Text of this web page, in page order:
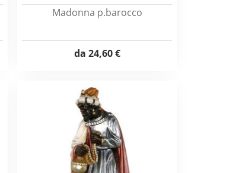
Madonna p.barocco
da 24,60 €